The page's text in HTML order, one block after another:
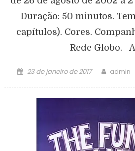
Duração: 50 minutos.
capítulos). Cores.
Rede Globo.
23 de janeiro de 2017 admin